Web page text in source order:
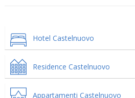
Hotel Castelnuovo
Residence Castelnuovo
Appartamenti Castelnuovo